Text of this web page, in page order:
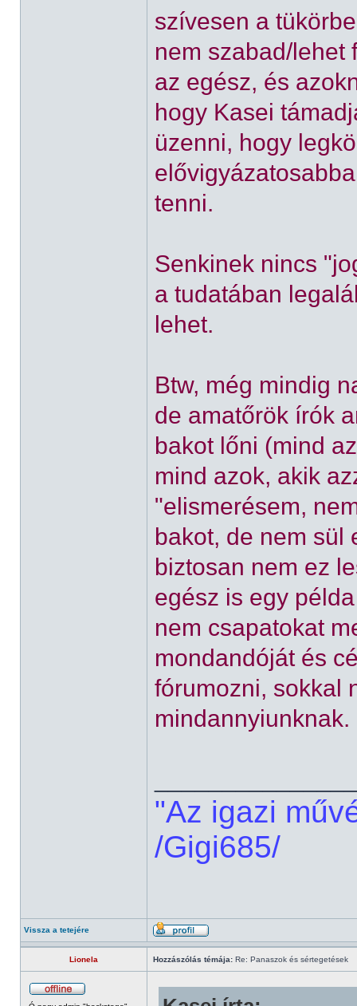
szívesen a
nem szabad/lehet
az egész, és
hogy Kasei
üzenni, hogy
tenni.
Senkinek nincs
a tudatában
lehet.
Btw, még mindig
de amatőrök írók
bakot lőni (mind
mind azok, akik
"elismerésem,
bakot, de nem sül
biztosan nem ez
egész is egy
nem csapatokat
mondandóját és
fórumozni, sokkal
mindannyiunknak.
"Az igazi
/Gigi685/
Vissza a tetejére
Lionela Hozzászólás témája: Re: Panaszok és sértegetések